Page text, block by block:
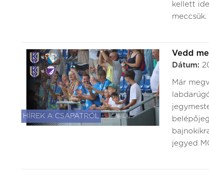
kellett
meccsük.
HÍREK A CSAPATRÓL
Vedd
Dátum:
Már
jegyed